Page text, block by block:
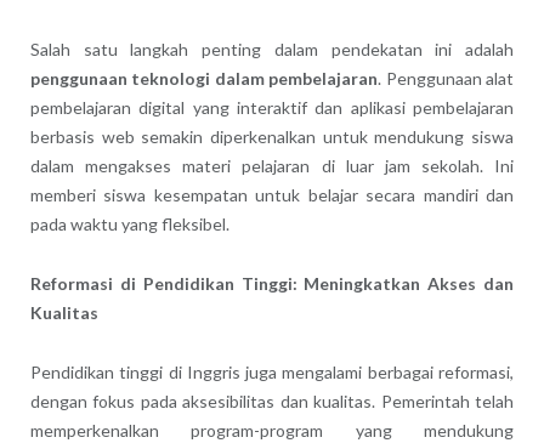
Salah satu langkah penting dalam pendekatan ini adalah
penggunaan teknologi dalam pembelajaran. Penggunaan alat
pembelajaran digital yang interaktif dan aplikasi pembelajaran
berbasis web semakin diperkenalkan untuk mendukung siswa
dalam mengakses materi pelajaran di luar jam sekolah. Ini
memberi siswa kesempatan untuk belajar secara mandiri dan
pada waktu yang fleksibel.
Reformasi di Pendidikan Tinggi: Meningkatkan Akses dan
Kualitas
Pendidikan tinggi di Inggris juga mengalami berbagai reformasi,
dengan fokus pada aksesibilitas dan kualitas. Pemerintah telah
memperkenalkan program-program yang mendukung